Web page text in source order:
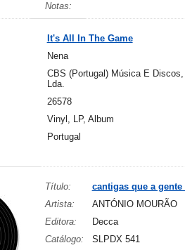
Notas:
It's All In The Game
Nena
CBS (Portugal) Música E Discos,
Lda.
26578
Vinyl, LP, Album
Portugal
Título:
cantigas que a gente
Artista:
ANTÓNIO MOURÃO
Editora:
Decca
Catálogo:
SLPDX 541